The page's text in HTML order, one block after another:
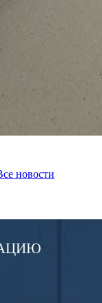
новости